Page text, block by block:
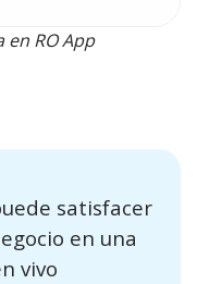
RO App
satisfacer
en una
vivo